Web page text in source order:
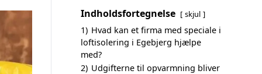
Indholdsfortegnelse skjul
1) Hvad kan et firma med speciale i
loftisolering i Egebjerg hjælpe
med?
2) Udgifterne til opvarmning bliver